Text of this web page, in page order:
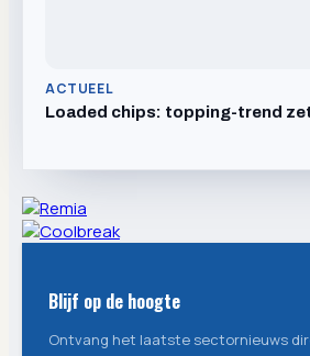
ACTUEEL
Loaded chips: topping-trend
Blijf op de hoogte
Ontvang het laatste sectornieuws